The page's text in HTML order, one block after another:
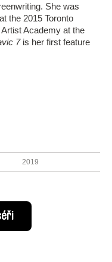
She was
the 2015 Toronto
Academy at the
7is her first feature
2019